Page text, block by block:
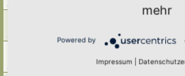
Mo 29. Mai
FAQ: Profil ändern / Hortus-
Letzter Beitrag vonpolarwelt «Mo 29. Mai
mehr
Powered by
Impressum